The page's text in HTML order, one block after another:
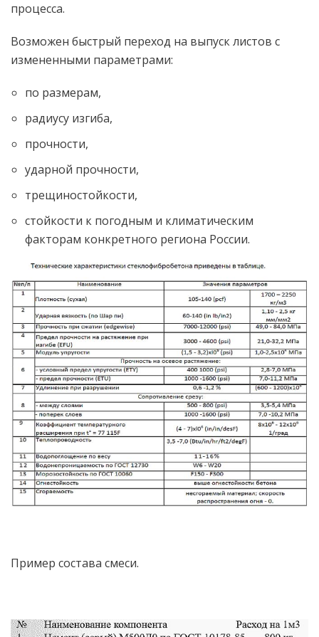
процесса.
Возможен быстрый переход на выпуск листов с
измененными параметрами:
по размерам,
радиусу изгиба,
прочности,
ударной прочности,
трещиностойкости,
стойкости к погодным и климатическим
факторам конкретного региона России.
Пример состава смеси.